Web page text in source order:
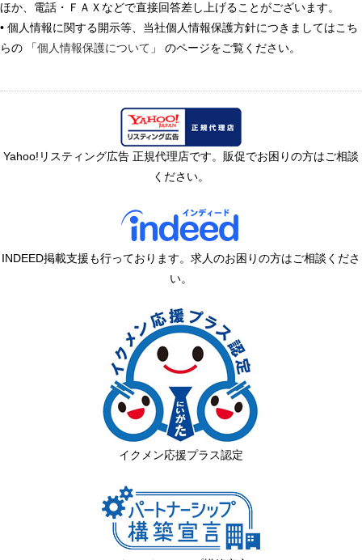
ほか、電話・ＦＡＸなどで直接回答差し上げることがございます。
• 個人情報に関する開示等、当社個人情報保護方針につきましてはこち
らの 「個人情報保護について 」 のページをご覧ください。
Yahoo!リスティング広告 正規代理店です。販促でお困りの方はご相談
ください。
INDEED掲載支援も行っております。求人のお困りの方はご相談くださ
い。
イクメン応援プラス認定